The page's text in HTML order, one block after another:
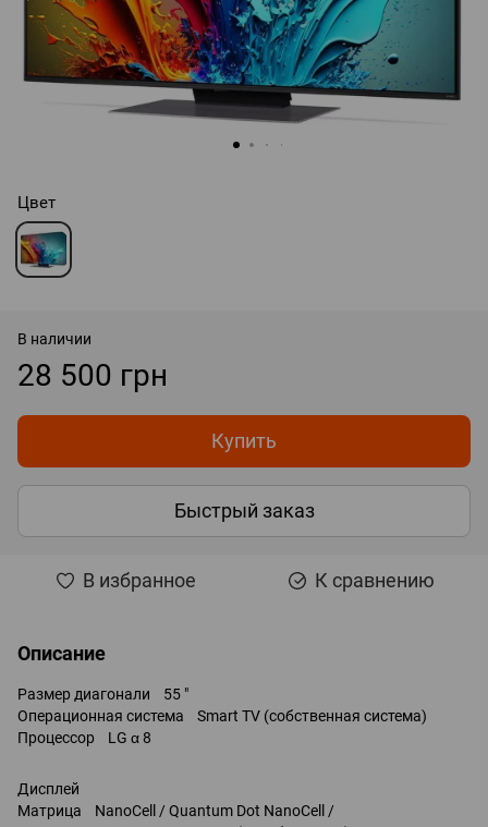
Цвет
В наличии
28 500 грн
Купить
Быстрый заказ
В избранное К сравнению
Описание
Размер диагонали 55 "
Операционная система Smart TV (собственная система)
Процессор LG α 8
Дисплей
Матрица NanoCell / Quantum Dot NanoCell /